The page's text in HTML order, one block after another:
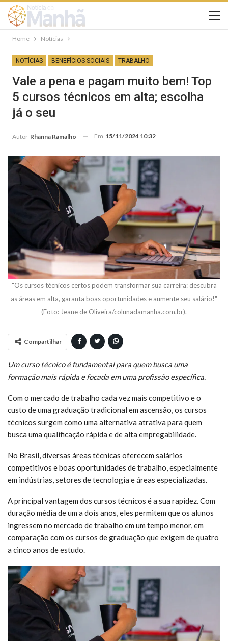
Home Notícias
NOTÍCIAS BENEFÍCIOS SOCIAIS TRABALHO
Vale a pena e pagam muito bem! Top
5 cursos técnicos em alta; escolha
já o seu
Autor Rhanna Ramalho Em 15/11/2024 10:32
"Os cursos técnicos certos podem transformar sua carreira: descubra
as áreas em alta, garanta boas oportunidades e aumente seu salário!"
(Foto: Jeane de Oliveira/colunadamanha.com.br).
Compartilhar
Um curso técnico é fundamental para quem busca uma
formação mais rápida e focada em uma profissão específica.
Com o mercado de trabalho cada vez mais competitivo e o
custo de uma graduação tradicional em ascensão, os cursos
técnicos surgem como uma alternativa atrativa para quem
busca uma qualificação rápida e de alta empregabilidade.
No Brasil, diversas áreas técnicas oferecem salários
competitivos e boas oportunidades de trabalho, especialmente
em indústrias, setores de tecnologia e áreas especializadas.
A principal vantagem dos cursos técnicos é a sua rapidez. Com
duração média de um a dois anos, eles permitem que os alunos
ingressem no mercado de trabalho em um tempo menor, em
comparação com os cursos de graduação que exigem de quatro
a cinco anos de estudo.